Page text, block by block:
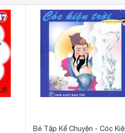
Bé Tập Kể Chuyện - Cóc